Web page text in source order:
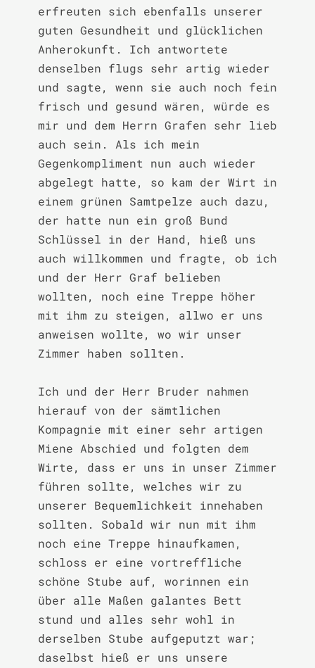
erfreuten sich ebenfalls unserer
guten Gesundheit und glücklichen
Anherokunft. Ich antwortete
denselben flugs sehr artig wieder
und sagte, wenn sie auch noch fein
frisch und gesund wären, würde es
mir und dem Herrn Grafen sehr lieb
auch sein. Als ich mein
Gegenkompliment nun auch wieder
abgelegt hatte, so kam der Wirt in
einem grünen Samtpelze auch dazu,
der hatte nun ein groß Bund
Schlüssel in der Hand, hieß uns
auch willkommen und fragte, ob ich
und der Herr Graf belieben
wollten, noch eine Treppe höher
mit ihm zu steigen, allwo er uns
anweisen wollte, wo wir unser
Zimmer haben sollten.
Ich und der Herr Bruder nahmen
hierauf von der sämtlichen
Kompagnie mit einer sehr artigen
Miene Abschied und folgten dem
Wirte, dass er uns in unser Zimmer
führen sollte, welches wir zu
unserer Bequemlichkeit innehaben
sollten. Sobald wir nun mit ihm
noch eine Treppe hinaufkamen,
schloss er eine vortreffliche
schöne Stube auf, worinnen ein
über alle Maßen galantes Bett
stund und alles sehr wohl in
derselben Stube aufgeputzt war;
daselbst hieß er uns unsere